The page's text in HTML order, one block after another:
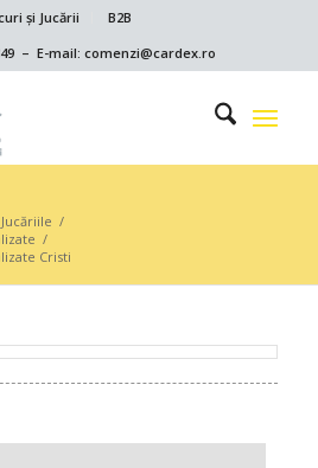
și Jucării
B2B
– E-mail: comenzi@cardex.ro
/
/
Cristi